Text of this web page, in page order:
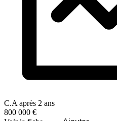
C.A après 2 ans
800 000 €